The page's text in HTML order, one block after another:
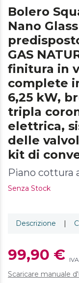
Bolero
Nano
GAS
finitura in
complete
6,25 kW,
tripla
elettrica,
delle
kit di
Piano cottura
Senza Stock
Descrizione |
99,90 €
Scaricare manuale